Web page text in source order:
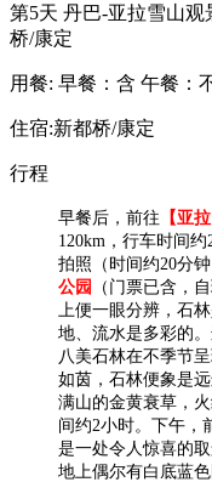
第5天 丹巴-亚拉雪山观
桥/康定
用餐: 早餐：含 午餐：
住宿:新都桥/康定
行程
早餐后，前往 【亚
120km，行车时间
拍照（时间约20分
公园
（门票已含，
上便一眼分辨，石
地、流水是多彩的
八美石林在不季节
如茵，石林便象是
满山的金黄衰草，
间约2小时。下午，
是一处令人惊喜的
地上偶尔有白底蓝